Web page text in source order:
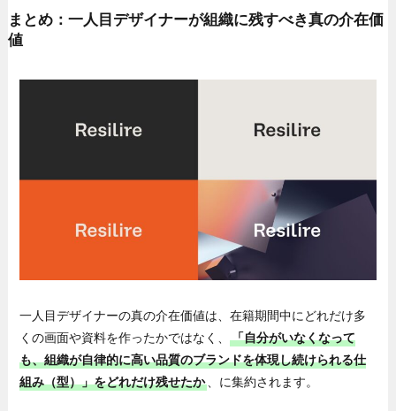
まとめ：一人目デザイナーが組織に残すべき真の介在価
値
一人目デザイナーの真の介在価値は、在籍期間中にどれだけ多
くの画面や資料を作ったかではなく、「自分がいなくなって
も、組織が自律的に高い品質のブランドを体現し続けられる仕
組み（型）」をどれだけ残せたか
、に集約されます。